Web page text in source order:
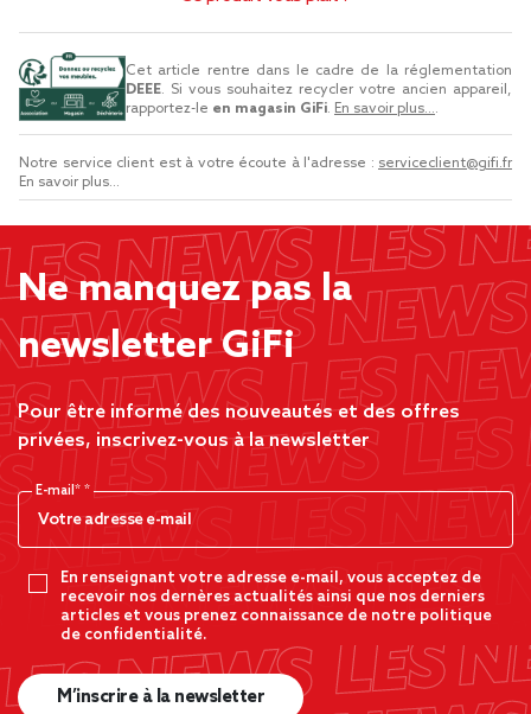
Cet article rentre dans le cadre de la réglementation
DEEE. Si vous souhaitez recycler votre ancien appareil,
rapportez-le en magasin GiFi. En savoir plus....
Notre service client est à votre écoute à l'adresse : serviceclient@gifi.fr
En savoir plus...
Ne manquez pas la
newsletter GiFi
Pour être informé des nouveautés et des offres
privées, inscrivez-vous à la newsletter
E-mail*
En renseignant votre adresse e-mail, vous acceptez de
recevoir nos dernères actualités ainsi que nos derniers
articles et vous prenez connaissance de notre politique
de confidentialité.
M’inscrire à la newsletter